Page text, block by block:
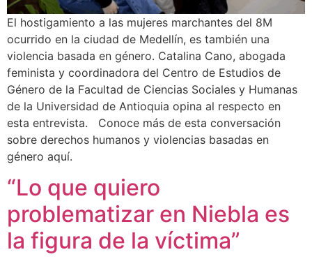
El hostigamiento a las mujeres marchantes del 8M
ocurrido en la ciudad de Medellín, es también una
violencia basada en género. Catalina Cano, abogada
feminista y coordinadora del Centro de Estudios de
Género de la Facultad de Ciencias Sociales y Humanas
de la Universidad de Antioquia opina al respecto en
esta entrevista. Conoce más de esta conversación
sobre derechos humanos y violencias basadas en
género aquí.
“Lo que quiero
problematizar en Niebla es
la figura de la víctima”